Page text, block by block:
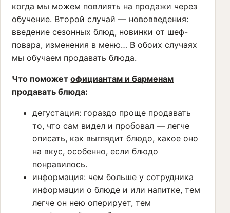
когда мы можем повлиять на продажи через
обучение. Второй случай — нововведения:
введение сезонных блюд, новинки от шеф-
повара, изменения в меню… В обоих случаях
мы обучаем продавать блюда.
Что поможетофициантам и барменам
продавать блюда:
дегустация: гораздо проще продавать
то, что сам видел и пробовал — легче
описать, как выглядит блюдо, какое оно
на вкус, особенно, если блюдо
понравилось.
информация: чем больше у сотрудника
информации о блюде и или напитке, тем
легче он нею оперирует, тем